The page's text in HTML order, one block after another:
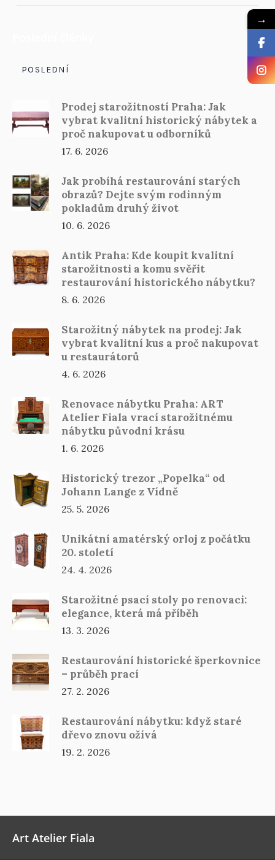
POSLEDNÍ
Prodej starožitností Praha: Jak
vybrat kvalitní historický nábytek a
proč nakupovat u odborníků
17. 6. 2026
Jak probíhá restaurování starých
obrazů? Dejte svým rodinným
pokladům druhý život
10. 6. 2026
Antik Praha: Kde koupit kvalitní
starožitnosti a komu svěřit
restaurování historického nábytku?
8. 6. 2026
Starožitný nábytek na prodej: Jak
vybrat kvalitní kus a proč nakupovat
u restaurátorů
4. 6. 2026
Renovace nábytku Praha: ART
Atelier Fiala vrací starožitnému
nábytku původní krásu
1. 6. 2026
Historický trezor „Popelka“ od
Johann Lange z Vídně
25. 5. 2026
Unikátní amatérský orloj z počátku
20. století
24. 4. 2026
Starožitné psací stoly po renovaci:
elegance, která má příběh
13. 3. 2026
Restaurování historické šperkovnice
– průběh prací
27. 2. 2026
Restaurování nábytku: když staré
dřevo znovu ožívá
19. 2. 2026
Art Atelier Fiala
→